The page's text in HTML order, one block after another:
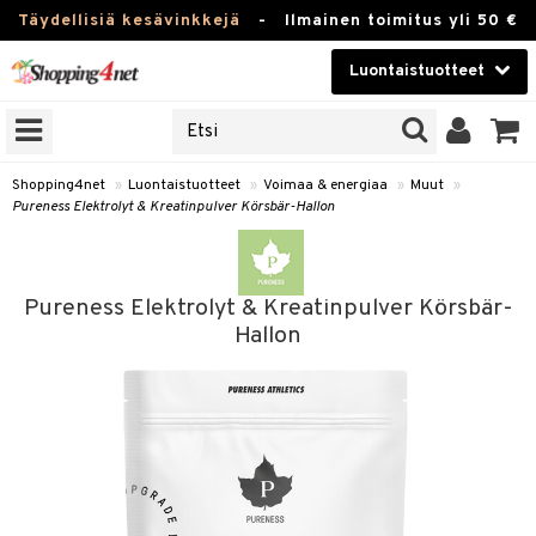
Täydellisiä kesävinkkejä - Ilmainen toimitus yli 50 €
Luontaistuotteet
Kauneudenhoito
Piilolinssit
Fitness
Koti & Sisustus
Lelut, Lapsi & Vauva
Shopping4net » Luontaistuotteet » Voimaa & energiaa » Muut »
Pureness Elektrolyt & Kreatinpulver Körsbär-Hallon
Pureness Elektrolyt & Kreatinpulver Körsbär-
Hallon